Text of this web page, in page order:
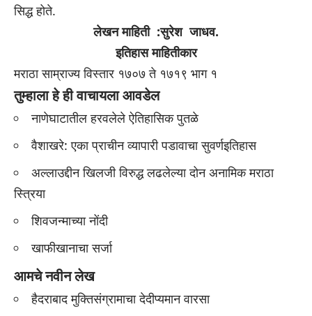
सिद्ध होते.
लेखन माहिती :सुरेश जाधव.
इतिहास माहितीकार
मराठा साम्राज्य विस्तार १७०७ ते १७१९ भाग १
तुम्हाला हे ही वाचायला आवडेल
नाणेघाटातील हरवलेले ऐतिहासिक पुतळे
वैशाखरे: एका प्राचीन व्यापारी पडावाचा सुवर्णइतिहास
अल्लाउद्दीन खिलजी विरुद्ध लढलेल्या दोन अनामिक मराठा
स्त्रिया
शिवजन्माच्या नोंदी
खाफीखानाचा सर्जा
आमचे नवीन लेख
हैदराबाद मुक्तिसंग्रामाचा देदीप्यमान वारसा